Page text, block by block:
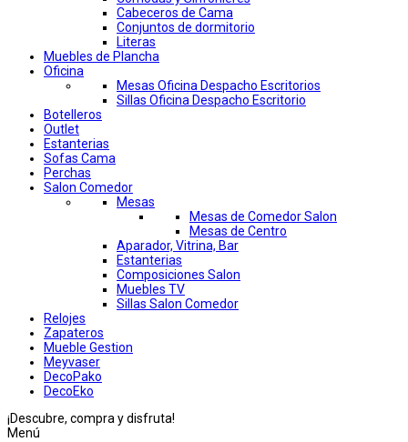
Cabeceros de Cama
Conjuntos de dormitorio
Literas
Muebles de Plancha
Oficina
Mesas Oficina Despacho Escritorios
Sillas Oficina Despacho Escritorio
Botelleros
Outlet
Estanterias
Sofas Cama
Perchas
Salon Comedor
Mesas
Mesas de Comedor Salon
Mesas de Centro
Aparador, Vitrina, Bar
Estanterias
Composiciones Salon
Muebles TV
Sillas Salon Comedor
Relojes
Zapateros
Mueble Gestion
Meyvaser
DecoPako
DecoEko
¡Descubre, compra y disfruta!
Menú